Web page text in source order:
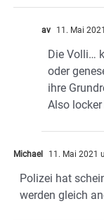
av 11. Mai
Die Volli…
oder
ihre
Also
Michael 11. Mai 2021
Polizei hat
werden gleich